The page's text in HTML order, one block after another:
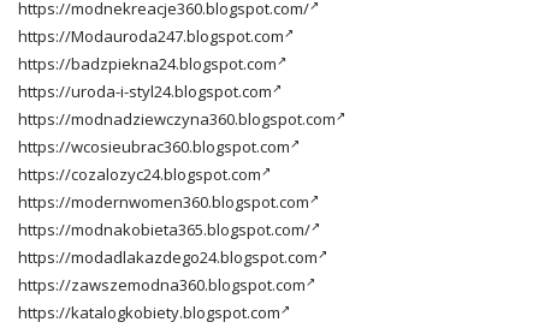
https://modnekreacje360.blogspot.com/
https://Modauroda247.blogspot.com
https://badzpiekna24.blogspot.com
https://uroda-i-styl24.blogspot.com
https://modnadziewczyna360.blogspot.com
https://wcosieubrac360.blogspot.com
https://cozalozyc24.blogspot.com
https://modernwomen360.blogspot.com
https://modnakobieta365.blogspot.com/
https://modadlakazdego24.blogspot.com
https://zawszemodna360.blogspot.com
https://katalogkobiety.blogspot.com